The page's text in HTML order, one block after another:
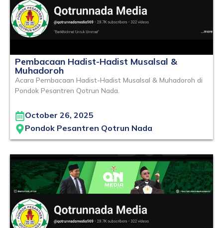
Pembacaan Hadist-Hadist Musalsal &
Muhadoroh
Acara Pembacaan Hadist-Hadist Musalsal & Muhadoroh di
Pondok Pesantren Qotrun Nada.
October 26, 2025
Pondok Pesantren Qotrun Nada